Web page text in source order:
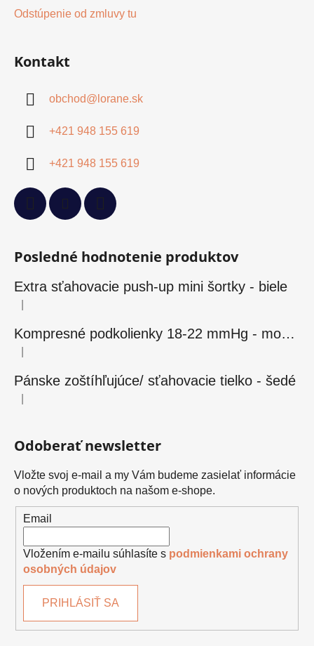
Odstúpenie od zmluvy tu
Kontakt
obchod@ lorane.sk
+421 948 155 619
+421 948 155 619
Posledné hodnotenie produktov
Extra sťahovacie push-up mini šortky - biele
Hodnotenie produktu je 5 z 5 hviezdičiek.
Kompresné podkolienky 18-22 mmHg - modré
Hodnotenie produktu je 5 z 5 hviezdičiek.
Pánske zoštíhľujúce/ sťahovacie tielko - šedé
Hodnotenie produktu je 5 z 5 hviezdičiek.
Odoberať newsletter
Vložte svoj e-mail a my Vám budeme zasielať informácie
o nových produktoch na našom e-shope.
Email
Vložením e-mailu súhlasíte s podmienkami ochrany
osobných údajov
PRIHLÁSIŤ SA